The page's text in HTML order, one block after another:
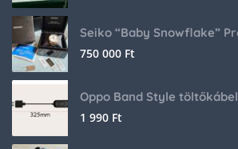
750 000 Ft
Oppo Band Style töltőkábel
1 990 Ft